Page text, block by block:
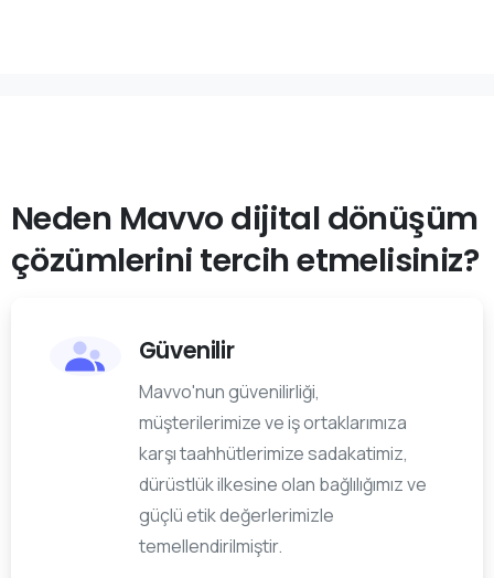
Neden Mavvo dijital dönüşüm
çözümlerini tercihetmelisiniz?
Güvenilir
Mavvo'nun güvenilirliği,
müşterilerimize ve iş ortaklarımıza
karşı taahhütlerimize sadakatimiz,
dürüstlük ilkesine olan bağlılığımız ve
güçlü etik değerlerimizle
temellendirilmiştir.